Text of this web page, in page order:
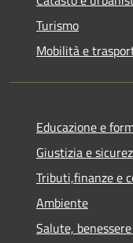
Turismo
Mobilità e
Educazione e
Giustizia e
Tributi,finanze e
Ambiente
Salute,